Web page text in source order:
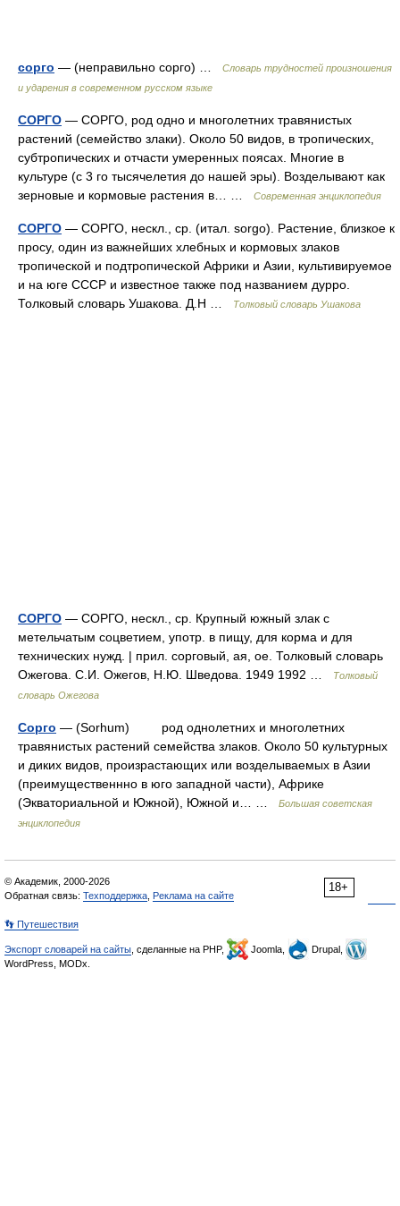
сорго — (неправильно сорго) …
Словарь трудностей произношения
и ударения в современном русском языке
СОРГО — СОРГО, род одно и многолетних травянистых
растений (семейство злаки). Около 50 видов, в тропических,
субтропических и отчасти умеренных поясах. Многие в
культуре (с 3 го тысячелетия до нашей эры). Возделывают как
зерновые и кормовые растения в… …
Современная энциклопедия
СОРГО — СОРГО, нескл., ср. (итал. sorgo). Растение, близкое к
просу, один из важнейших хлебных и кормовых злаков
тропической и подтропической Африки и Азии, культивируемое
и на юге СССР и известное также под названием дурро.
Толковый словарь Ушакова. Д.Н …
Толковый словарь Ушакова
СОРГО — СОРГО, нескл., ср. Крупный южный злак с
метельчатым соцветием, употр. в пищу, для корма и для
технических нужд. | прил. сорговый, ая, ое. Толковый словарь
Ожегова. С.И. Ожегов, Н.Ю. Шведова. 1949 1992 …
Толковый
словарь Ожегова
Сорго — (Sorhum) род однолетних и многолетних
травянистых растений семейства злаков. Около 50 культурных
и диких видов, произрастающих или возделываемых в Азии
(преимущественнно в юго западной части), Африке
(Экваториальной и Южной), Южной и… …
Большая советская
энциклопедия
18+
© Академик, 2000-2026
Обратная связь: Техподдержка Реклама на сайте
👣 Путешествия
Экспорт словарей на сайты , сделанные на PHP, Joomla,
Drupal,
WordPress, MODx.